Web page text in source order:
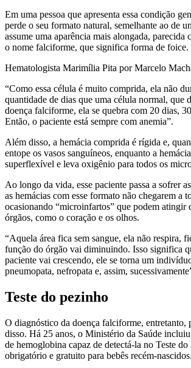
Em uma pessoa que apresenta essa condição
perde o seu formato natural, semelhante ao de
assume uma aparência mais alongada,
o nome falciforme, que significa forma de foice.
Hematologista Marimília Pita por Marcelo
“Como essa célula é muito comprida, ela não
quantidade de dias que uma célula normal, que
doença falciforme, ela se quebra com 20 dias,
Então, o paciente está sempre com anemia”.
Além disso, a hemácia comprida é rígida e,
entope os vasos sanguíneos, enquanto a
superflexível e leva oxigênio para todos os
Ao longo da vida, esse paciente passa a sofrer
as hemácias com esse formato não chegarem a
ocasionando “microinfartos” que podem atingir
órgãos, como o coração e os olhos.
“Aquela área fica sem sangue, ela não respira,
função do órgão vai diminuindo. Isso significa
paciente vai crescendo, ele se torna um
pneumopata, nefropata e, assim,
Teste do pezinho
O diagnóstico da doença falciforme, entretanto,
disso. Há 25 anos, o Ministério da Saúde incluiu
de hemoglobina capaz de detectá-la no Teste
obrigatório e gratuito para bebês recém-nascidos.